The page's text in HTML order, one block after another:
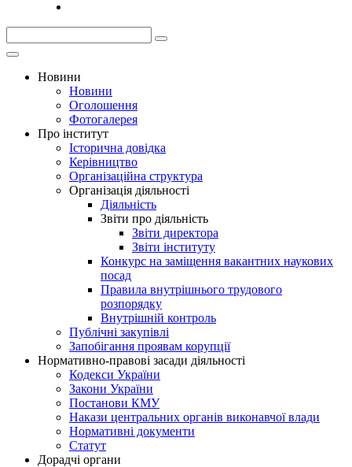
Новини
Новини
Оголошення
Фотогалерея
Про інститут
Історична довідка
Керівництво
Організаційна структура
Організація діяльності
Діяльність
Звіти про діяльність
Звіти директора
Звіти інституту
Конкурс на заміщення вакантних наукових
посад
Правила внутрішнього трудового
розпорядку
Внутрішній контроль
Публічні закупівлі
Запобігання проявам корупції
Нормативно-правові засади діяльності
Кодекси України
Закони України
Постанови КМУ
Накази центральних органів виконавчої влади
Нормативні документи
Статут
Дорадчі органи